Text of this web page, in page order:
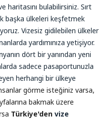
haritasını bulabilirsiniz. Sırt
başka ülkeleri keşfetmek
Vizesiz gidilebilen ülkeler
yardımınıza yetişiyor.
dört bir yanından yeni
sadece pasaportunuzla
herhangi bir ülkeye
görme isteğiniz varsa,
bakmak üzere
Türkiye'den vize